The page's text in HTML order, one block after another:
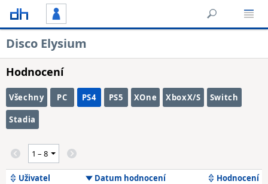
Disco Elysium
Hodnocení
Všechny PC PS4 PS5 XOne XboxX/S Switch
Stadia
Uživatel Datum hodnocení
Hodnocení